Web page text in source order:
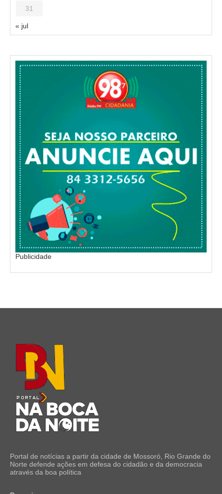
31
« jul
Publicidade
Portal de notícias a partir da cidade de Mossoró, Rio Grande do
Norte defende ações em defesa do cidadão e da democracia
através da boa política